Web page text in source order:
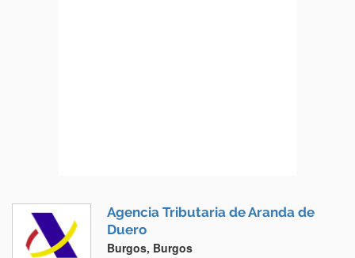
Agencia Tributaria de Aranda de
Duero
Burgos, Burgos